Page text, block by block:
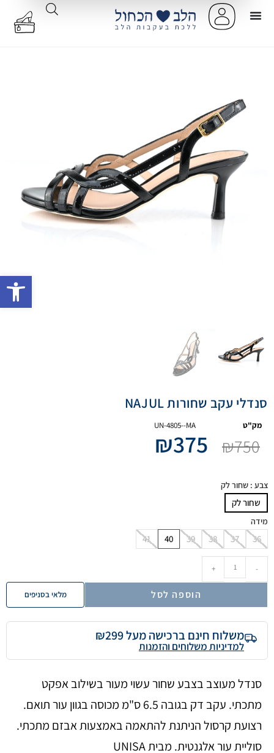
סנדלי עקב שחורות NAJUL
מק"ט UN-4805--MA
₪750
₪375
צבע : שחור לק
שחור לק
מידה
36
37
38
39
40
41
-
+
הוספה לסל מלאי בסניפים
משלוח חינם ברכישה מעל ₪299
למדיניות משלוחים והזמנות
סנדל מעוצב בצבע שחור עשוי מעור בשילוב אפקט
מתכתי. עקב דק בגובה 6.5 ס"מ מכוסה בגוון עור תואם.
רצועת קרסול הניתנת להתאמה באמצעות אבזם מתכתי.
סוליית עור אלגנטית. מבית UNISA